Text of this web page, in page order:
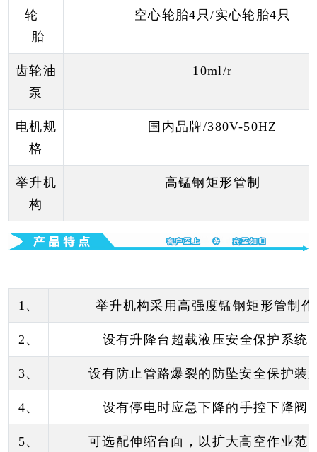
轮
胎
空心轮胎4只/实心轮胎4只
齿轮油
泵
10ml/r
电机规
格
国内品牌/380V-50HZ
举升机
构
高锰钢矩形管制
1、 举升机构采用高强度锰钢矩形管制作
2、 设有升降台超载液压安全保护系统
3、 设有防止管路爆裂的防坠安全保护装
4、 设有停电时应急下降的手控下降阀
5、 可选配伸缩台面，以扩大高空作业范